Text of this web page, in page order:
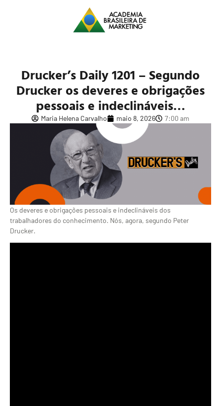
Drucker’s Daily 1201 – Segundo
Drucker os deveres e obrigações
pessoais e indeclináveis…
Maria Helena Carvalho maio 8, 2026 7:00 am
Os deveres e obrigações pessoais e indeclináveis dos
trabalhadores do conhecimento. Nós, agora, segundo Peter
Drucker.